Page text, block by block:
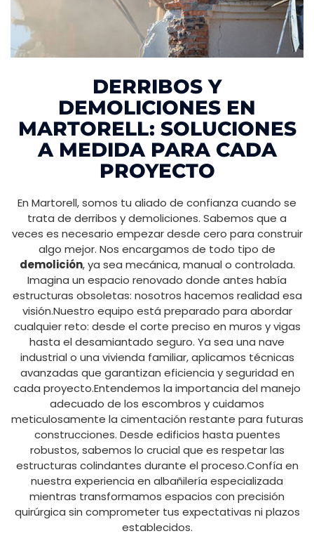
DERRIBOS Y
DEMOLICIONES EN
MARTORELL: SOLUCIONES
A MEDIDA PARA CADA
PROYECTO
En Martorell, somos tu aliado de confianza cuando se
trata de derribos y demoliciones. Sabemos que a
veces es necesario empezar desde cero para construir
algo mejor. Nos encargamos de todo tipo de
demolición, ya sea mecánica, manual o controlada.
Imagina un espacio renovado donde antes había
estructuras obsoletas: nosotros hacemos realidad esa
visión.Nuestro equipo está preparado para abordar
cualquier reto: desde el corte preciso en muros y vigas
hasta el desamiantado seguro. Ya sea una nave
industrial o una vivienda familiar, aplicamos técnicas
avanzadas que garantizan eficiencia y seguridad en
cada proyecto.Entendemos la importancia del manejo
adecuado de los escombros y cuidamos
meticulosamente la cimentación restante para futuras
construcciones. Desde edificios hasta puentes
robustos, sabemos lo crucial que es respetar las
estructuras colindantes durante el proceso.Confía en
nuestra experiencia en albañilería especializada
mientras transformamos espacios con precisión
quirúrgica sin comprometer tus expectativas ni plazos
establecidos.